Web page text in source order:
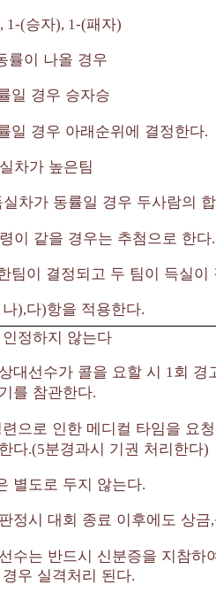
, 1-(승자), 1-(패자)
률이 나올 경우
일 경우 승자승
일 경우 아래순위에 결정한다.
차가 높은팀
실차가 동률일 경우 두사람의
이 같을 경우는 추첨으로 한다.
팀이 결정되고 두 팀이 득실이
),다)항을 적용한다.
정하지 않는다
대선수가 콜을 요할 시 1회 경
를 참관한다.
으로 인한 메디컬 타임을 요
다.(5분경과시 기권 처리한다)
별도로 두지 않는다.
정시 대회 종료 이후에도 상금,
수는 반드시 신분증을 지참하
우 실격처리 된다.